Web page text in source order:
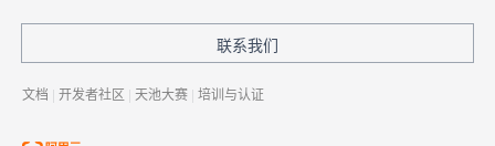
联系我们
文档 | 开发者社区 | 天池大赛 | 培训与认证